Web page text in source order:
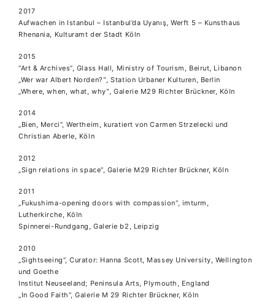
2017
Aufwachen in Istanbul – Istanbul’da Uyanış, Werft 5 – Kunsthaus
Rhenania, Kulturamt der Stadt Köln
2015
“Art & Archives”, Glass Hall, Ministry of Tourism, Beirut, Libanon
„Wer war Albert Norden?‟, Station Urbaner Kulturen, Berlin
„Where, when, what, why‟, Galerie M29 Richter Brückner, Köln
2014
„Bien, Merci”, Wertheim, kuratiert von Carmen Strzelecki und
Christian Aberle, Köln
2012
„Sign relations in space“, Galerie M29 Richter Brückner, Köln
2011
„Fukushima-opening doors with compassion“, imturm,
Lutherkirche, Köln
Spinnerei-Rundgang, Galerie b2, Leipzig
2010
„Sightseeing“, Curator: Hanna Scott, Massey University, Wellington
und Goethe
Institut Neuseeland; Peninsula Arts, Plymouth, England
„In Good Faith“, Galerie M 29 Richter Brückner, Köln